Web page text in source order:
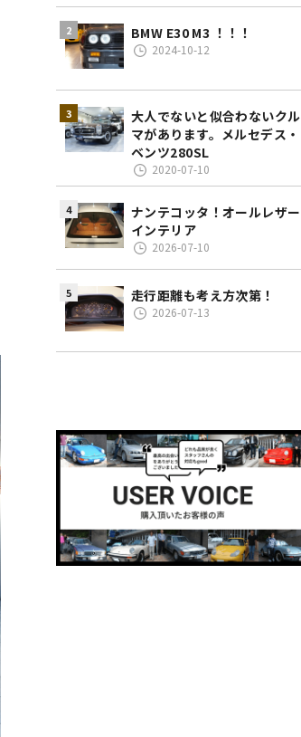
BMW E30 M3 ！！！
2024-10-12
大人でないと似合わないクル
マがあります。メルセデス・
ベンツ280SL
2020-07-10
ナンテコッタ！オールレザー
インテリア
2026-07-10
走行距離も考え方次第！
2026-07-13